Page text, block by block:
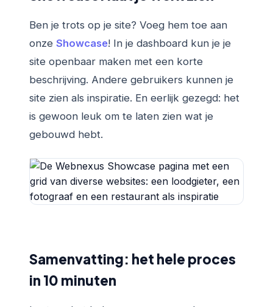
Ben je trots op je site? Voeg hem toe aan
onze Showcase! In je dashboard kun je je
site openbaar maken met een korte
beschrijving. Andere gebruikers kunnen je
site zien als inspiratie. En eerlijk gezegd: het
is gewoon leuk om te laten zien wat je
gebouwd hebt.
Samenvatting: het hele proces
in 10 minuten